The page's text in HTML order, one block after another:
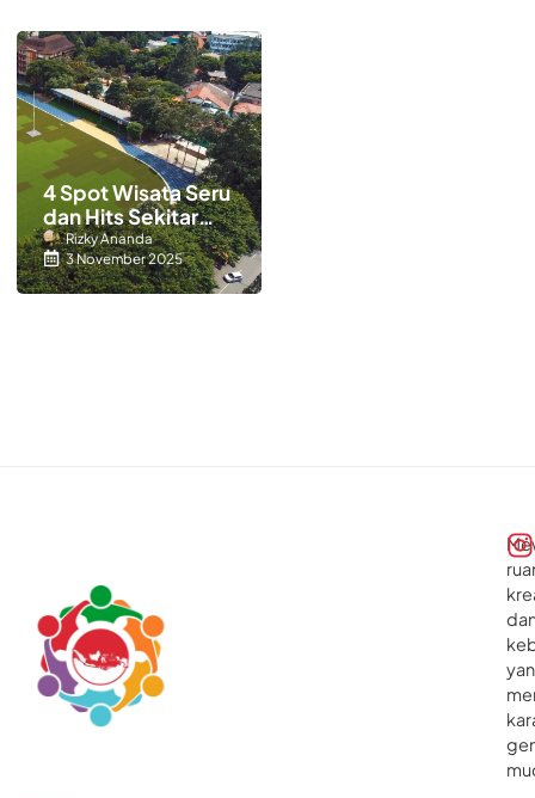
4 Spot Wisata Seru
dan Hits Sekitar
Alun-alun Kota
Tangerang
Rizky Ananda
3 November 2025